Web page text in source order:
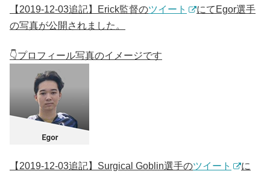
【2019-12-03追記】Erick監督のツイート
にてEgor選手
の写真が公開されました。
👇プロフィール写真のイメージです
【2019-12-03追記】Surgical Goblin選手のツイート
に